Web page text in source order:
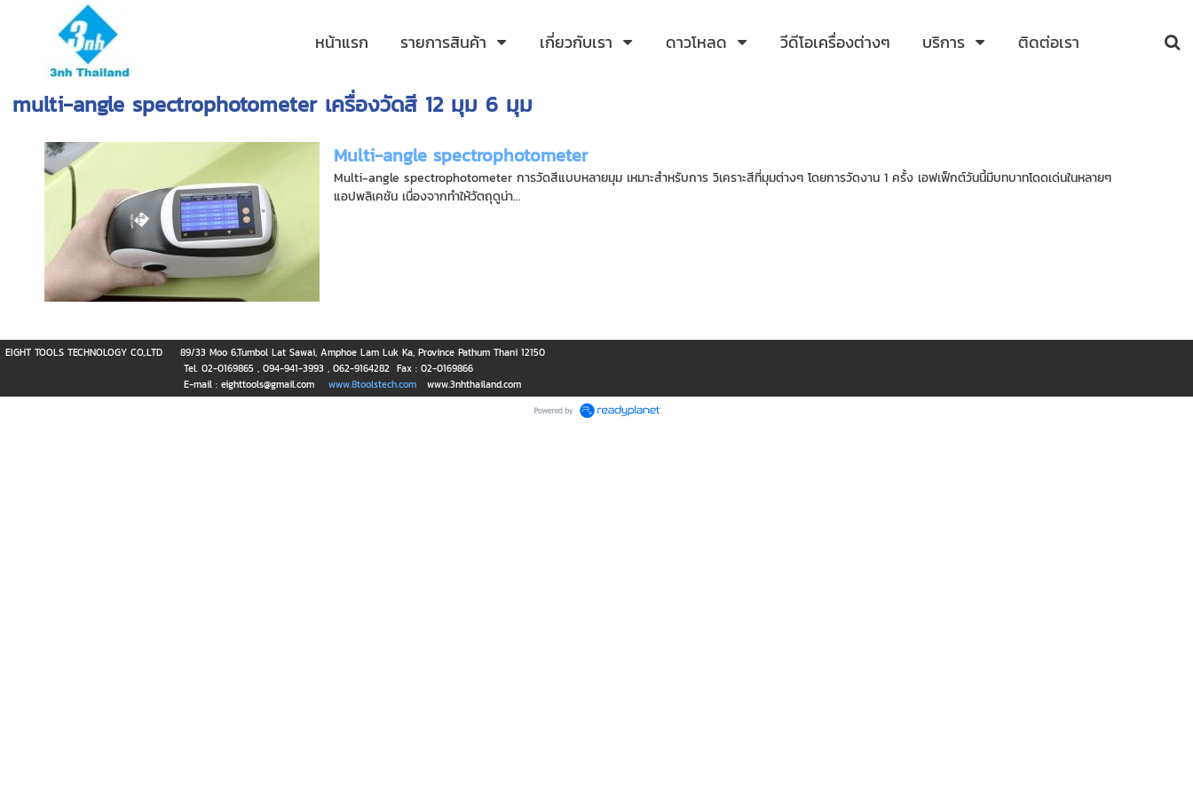
หน้าแรก รายการสินค้า เกี่ยวกับเรา ดาวโหลด วีดีโอเครื่องต่างๆ บริการ ติดต่อเรา
multi-angle spectrophotometer เครื่องวัดสี 12 มุม 6 มุม
Multi-angle spectrophotometer
Multi-angle spectrophotometer การวัดสีแบบหลายมุม เหมาะสำหรับการ วิเคราะสีที่มุมต่างๆ โดยการวัดงาน 1 ครั้ง เอฟเฟ็กต์วันนี้มีบทบาทโดดเด่นในหลายๆ
แอปพลิเคชัน เนื่องจากทำให้วัตถุดูน่า...
EIGHT TOOLS TECHNOLOGY CO,.LTD
89/33 Moo 6,Tumbol Lat Sawai, Amphoe Lam Luk Ka, Province Pathum Thani 12150
Tel. 02-0169865 , 094-941-3993 , 062-9164282 Fax : 02-0169866
E-mail : eighttools@gmail.com www.8toolstech.com www.3nhthailand.com